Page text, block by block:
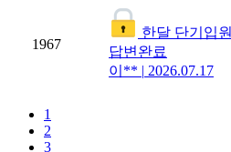
1967
한달 단기입원
답변완료
이** | 2026.07.17
1
2
3